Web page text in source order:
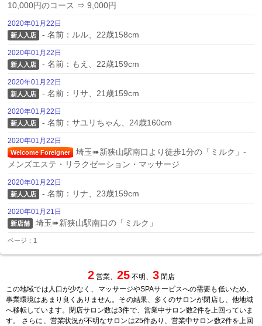
10,000円のコース ⇒ 9,000円
2020年01月22日
新人入店 - 名前：ルル、22歳158cm
2020年01月22日
新人入店 - 名前：もえ、22歳159cm
2020年01月22日
新人入店 - 名前：リサ、21歳159cm
2020年01月22日
新人入店 - 名前：サユリちゃん、24歳160cm
2020年01月22日
Welcome Foreigner
埼玉➠新狭山駅南口より徒歩1分の「ミルク」-
メンズエステ・リラクゼーション・マッサージ
2020年01月22日
新人入店 - 名前：リナ、23歳159cm
2020年01月21日
新店舗 埼玉➠新狭山駅南口の「ミルク」
ページ：1
2営業、 25不明、 3閉店
この地域では人口が少なく、マッサージやSPAサービスへの需要も低いため、
事業環境はあまり良くありません。その結果、多くのサロンが閉店し、他地域
へ移転しています。閉店サロン数は3件で、営業中サロン数2件を上回っていま
す。 さらに、営業状況が不明なサロンは25件あり、営業中サロン数2件を上回